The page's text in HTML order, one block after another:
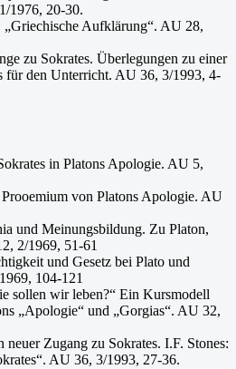
1976, 20-30.
Aufklärung“. AU 28,
zu Sokrates. Überlegungen zu einer
für den Unterricht. AU 36, 3/1993, 4-
in Platons Apologie. AU 5,
von Platons Apologie. AU
und Meinungsbildung. Zu Platon,
2/1969, 51-61
und Gesetz bei Plato und
104-121
sollen wir leben?“ Ein Kursmodell
„Apologie“ und „Gorgias“. AU 32,
Zugang zu Sokrates. I.F. Stones:
AU 36, 3/1993, 27-36.